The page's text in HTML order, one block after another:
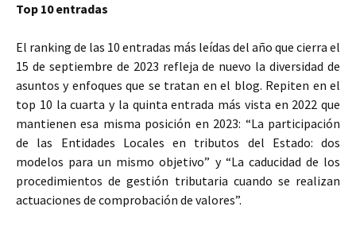
Top 10 entradas
El ranking de las 10 entradas más leídas del año que cierra el
15 de septiembre de 2023 refleja de nuevo la diversidad de
asuntos y enfoques que se tratan en el blog. Repiten en el
top 10 la cuarta y la quinta entrada más vista en 2022 que
mantienen esa misma posición en 2023: “La participación
de las Entidades Locales en tributos del Estado: dos
modelos para un mismo objetivo” y “La caducidad de los
procedimientos de gestión tributaria cuando se realizan
actuaciones de comprobación de valores”.